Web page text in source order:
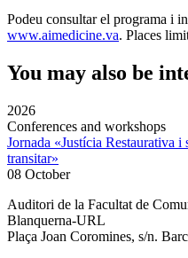
Podeu consultar el programa i
www.aimedicine.va. Places
You may also be
2026
Conferences and workshops
Jornada «Justícia Restaurativa
transitar»
08 October
Auditori de la Facultat de
Blanquerna-URL
Plaça Joan Coromines, s/n.